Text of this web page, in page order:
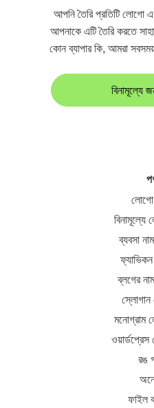
আপনি তৈরি প্রতিটি লোগো
আপনাকে এটি তৈরি করতে
কোন ব্যাপার কি, আমরা
বিনামূল্যে
লোগো
বিনামূল্যে
ব্যবসা
ফ্যাভিকন
ব্লগের
স্লোগান
মনোগ্রাম
রঙ
ফাইল